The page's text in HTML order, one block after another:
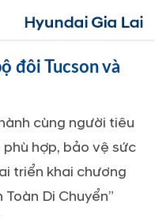
đôi Tucson và
cùng người tiêu
hợp, bảo vệ sức
triển khai chương
Di Chuyển”